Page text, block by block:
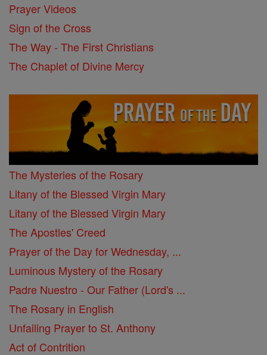
Prayer Videos
Sign of the Cross
The Way - The First Christians
The Chaplet of Divine Mercy
The Mysteries of the Rosary
Litany of the Blessed Virgin Mary
Litany of the Blessed Virgin Mary
The Apostles' Creed
Prayer of the Day for Wednesday, ...
Luminous Mystery of the Rosary
Padre Nuestro - Our Father (Lord's ...
The Rosary in English
Unfailing Prayer to St. Anthony
Act of Contrition